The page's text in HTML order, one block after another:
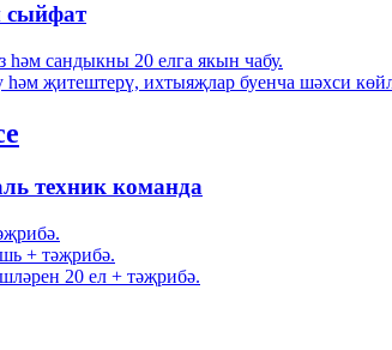
сыйфат
һәм сандыкны 20 елга якын чабу.
һәм җитештерү, ихтыяҗлар буенча шәхси
техник команда
+ тәҗрибә.
20 ел + тәҗрибә.